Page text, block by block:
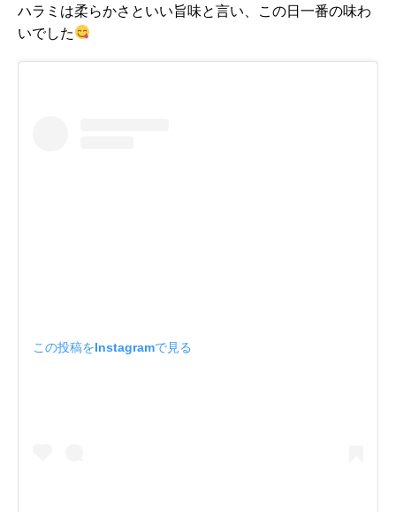
ハラミは柔らかさといい旨味と言い、この日一番の味わ
いでした
この投稿をInstagramで見る